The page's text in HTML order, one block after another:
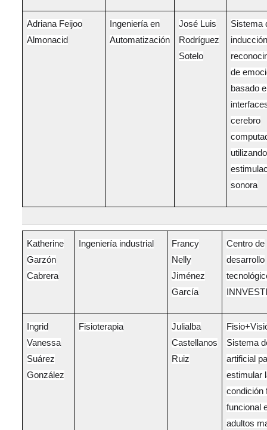
Adriana Feijoo
Almonacid
Ingeniería en
Automatización
José Luis
Rodríguez
Sotelo
Sistema
de
basado
cerebro
utilizando
sonora
Katherine
Garzón
Cabrera
Ingeniería industrial
Francy
Nelly
Jiménez
García
Centro de
desarrollo
Ingrid
Vanessa
Suárez
González
Fisioterapia
Julialba
Castellanos
Ruiz
Sistema
artificial
estimular
condición
funcional
adultos